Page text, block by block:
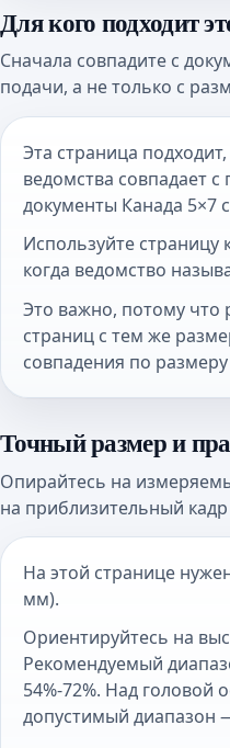
Для кого подходит
Сначала совпадите с
подачи, а не только с
Эта страница
ведомства совпадает
документы Канада 5×7
Используйте страницу
когда ведомство
Это важно, потому что
страниц с тем же
совпадения по
Точный размер и
Опирайтесь на
на приблизительный кадр
На этой странице
мм).
Ориентируйтесь на
Рекомендуемый
54%-72%. Над головой
допустимый диапазон